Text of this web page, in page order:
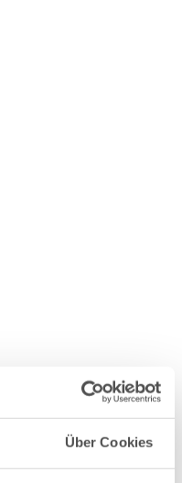
Über Cookies